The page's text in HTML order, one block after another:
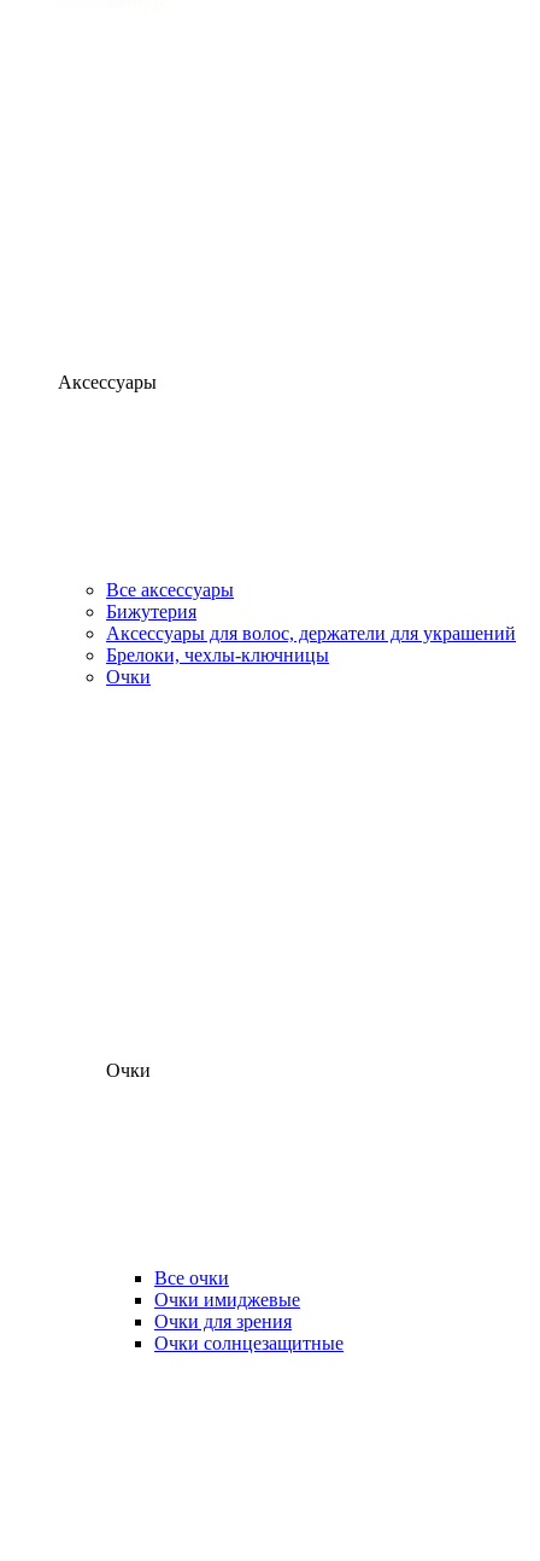
Аксессуары
Все аксессуары
Бижутерия
Аксессуары для волос, держатели для украшений
Брелоки, чехлы-ключницы
Очки
Очки
Все очки
Очки имиджевые
Очки для зрения
Очки солнцезащитные